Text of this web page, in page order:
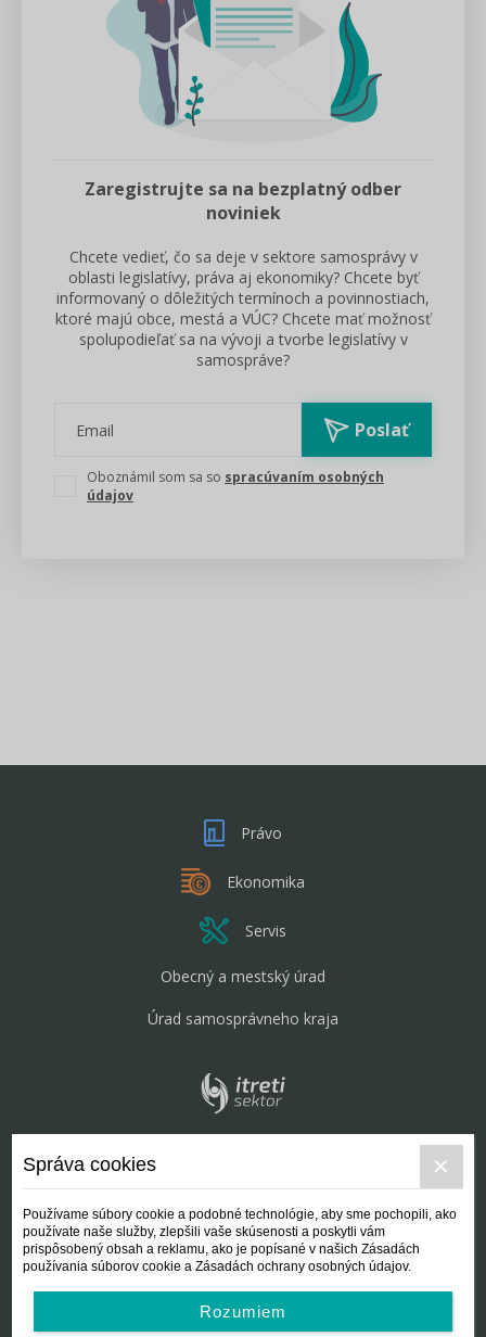
Zaregistrujte sa na bezplatný odber
noviniek
Chcete vedieť, čo sa deje v sektore samosprávy v
oblasti legislatívy, práva aj ekonomiky? Chcete byť
informovaný o dôležitých termínoch a povinnostiach,
ktoré majú obce, mestá a VÚC? Chcete mať možnosť
spolupodieľať sa na vývoji a tvorbe legislatívy v
samospráve?
Email Poslať
Oboznámil som sa so spracúvaním osobných
údajov
Právo
Ekonomika
Servis
Obecný a mestský úrad
Úrad samosprávneho kraja
Správa cookies
Používame súbory cookie a podobné technológie, aby sme pochopili, ako
používate naše služby, zlepšili vaše skúsenosti a poskytli vám
prispôsobený obsah a reklamu, ako je popísané v našich Zásadách
používania súborov cookie a Zásadách ochrany osobných údajov.
Rozumiem